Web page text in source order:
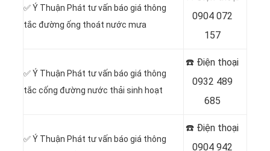
✅ Ý Thuận Phát tư vấn báo giá thông
tắc đường ống thoát nước mưa
0904 072
157
‎✅ Ý Thuận Phát tư vấn báo giá thông
tắc cống đường nước thải sinh hoạt
☎️ Điện thoại
0932 489
685
✅ Ý Thuận Phát tư vấn báo giá thông
☎️ Điện thoại
0904 942